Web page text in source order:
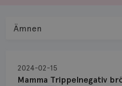
Mamma Trippelnegativ
2024-02-15
Ämnen
Biopsi